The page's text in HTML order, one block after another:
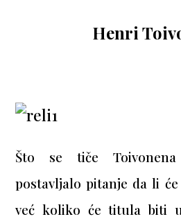
Henri
Što se tiče
postavljalo pitanje da li
već koliko će titula biti